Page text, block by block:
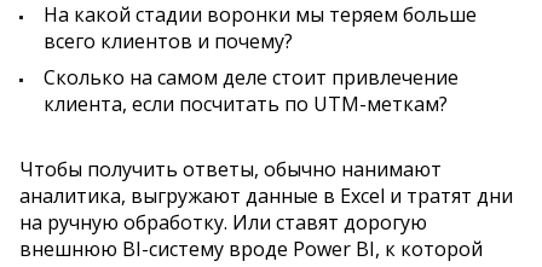
На какой стадии воронки мы теряем больше
всего клиентов и почему?
Сколько на самом деле стоит привлечение
клиента, если посчитать по UTM-меткам?
Чтобы получить ответы, обычно нанимают
аналитика, выгружают данные в Excel и тратят дни
на ручную обработку. Или ставят дорогую
внешнюю BI-систему вроде Power BI, к которой